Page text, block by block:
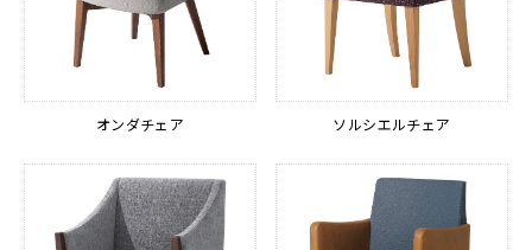
オンダチェア ソルシエルチェア